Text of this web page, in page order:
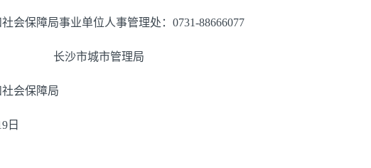
会保障局事业单位人事管理处：0731-88666077
市管理局
会保障局
日